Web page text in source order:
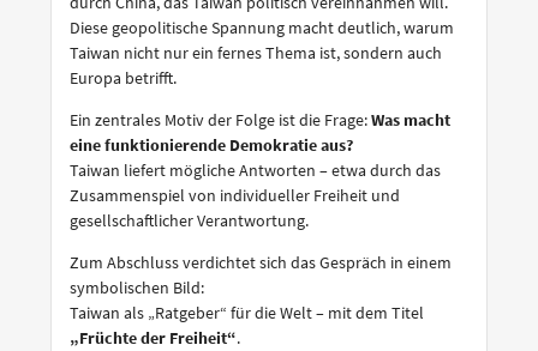
Diese geopolitische Spannung macht deutlich, warum
Taiwan nicht nur ein fernes Thema ist, sondern auch
Europa betrifft.
Ein zentrales Motiv der Folge ist die Frage:Was macht
eine funktionierende Demokratie aus?
Taiwan liefert mögliche Antworten – etwa durch das
Zusammenspiel von individueller Freiheit und
gesellschaftlicher Verantwortung.
Zum Abschluss verdichtet sich das Gespräch in einem
symbolischen Bild:
Taiwan als „Ratgeber“ für die Welt – mit dem Titel
„Früchte der Freiheit“.